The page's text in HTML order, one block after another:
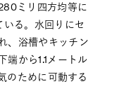
ミリ四方均等に
る。水回りにセ
、浴槽やキッチン
端から1.1メートル
のために可動する